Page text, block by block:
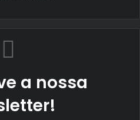
a nossa